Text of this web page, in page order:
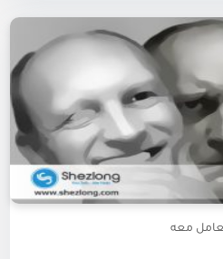
معه